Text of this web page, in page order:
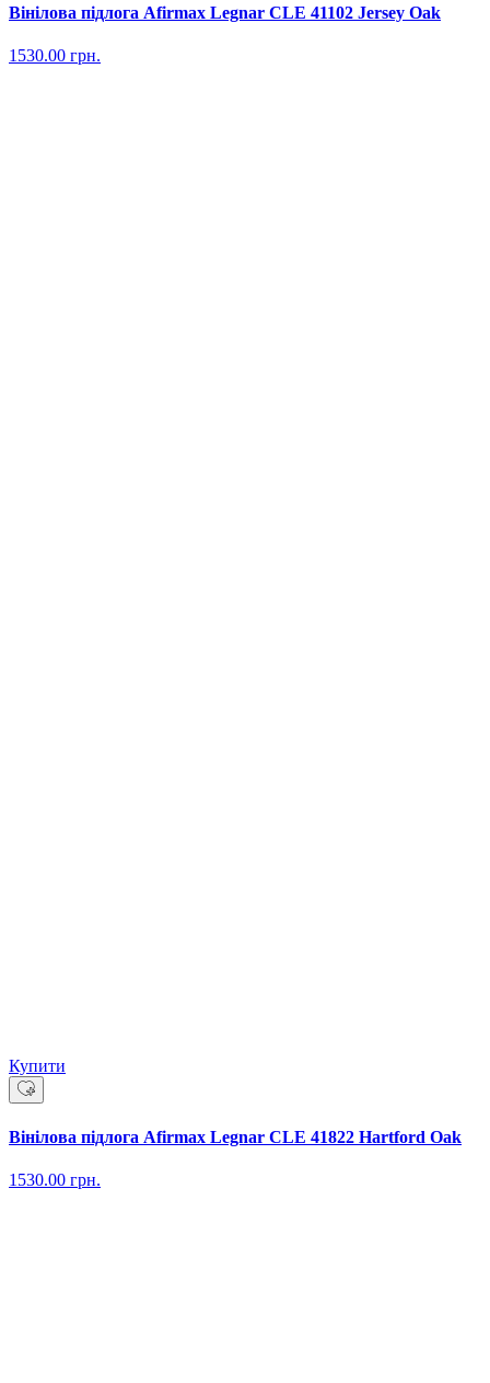
Вінілова підлога Afirmax Legnar CLE 41102 Jersey Oak
1530.00 грн.
Купити
Вінілова підлога Afirmax Legnar CLE 41822 Hartford Oak
1530.00 грн.